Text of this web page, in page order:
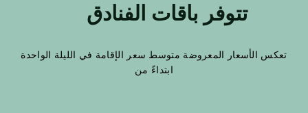
تتوفر باقات الفنادق
تعكس الأسعار المعروضة متوسط سعر الإقامة في الليلة الواحدة
ابتداءً من